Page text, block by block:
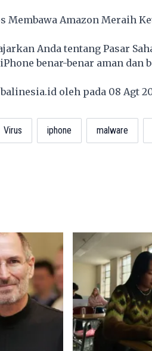
Membawa Amazon Meraih
Anda tentang Pasar
benar-benar aman dan
balinesia.id oleh pada 08 Agt
Virus iphone malware